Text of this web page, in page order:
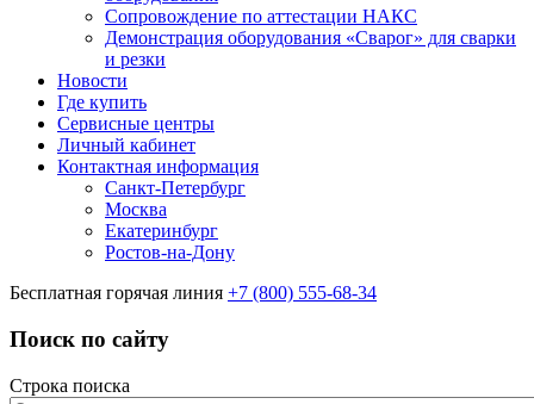
Сопровождение по аттестации НАКС
Демонстрация оборудования «Сварог» для сварки
и резки
Новости
Где купить
Сервисные центры
Личный кабинет
Контактная информация
Санкт-Петербург
Москва
Екатеринбург
Ростов-на-Дону
Бесплатная горячая линия +7 (800) 555-68-34
Поиск по сайту
Строка поиска